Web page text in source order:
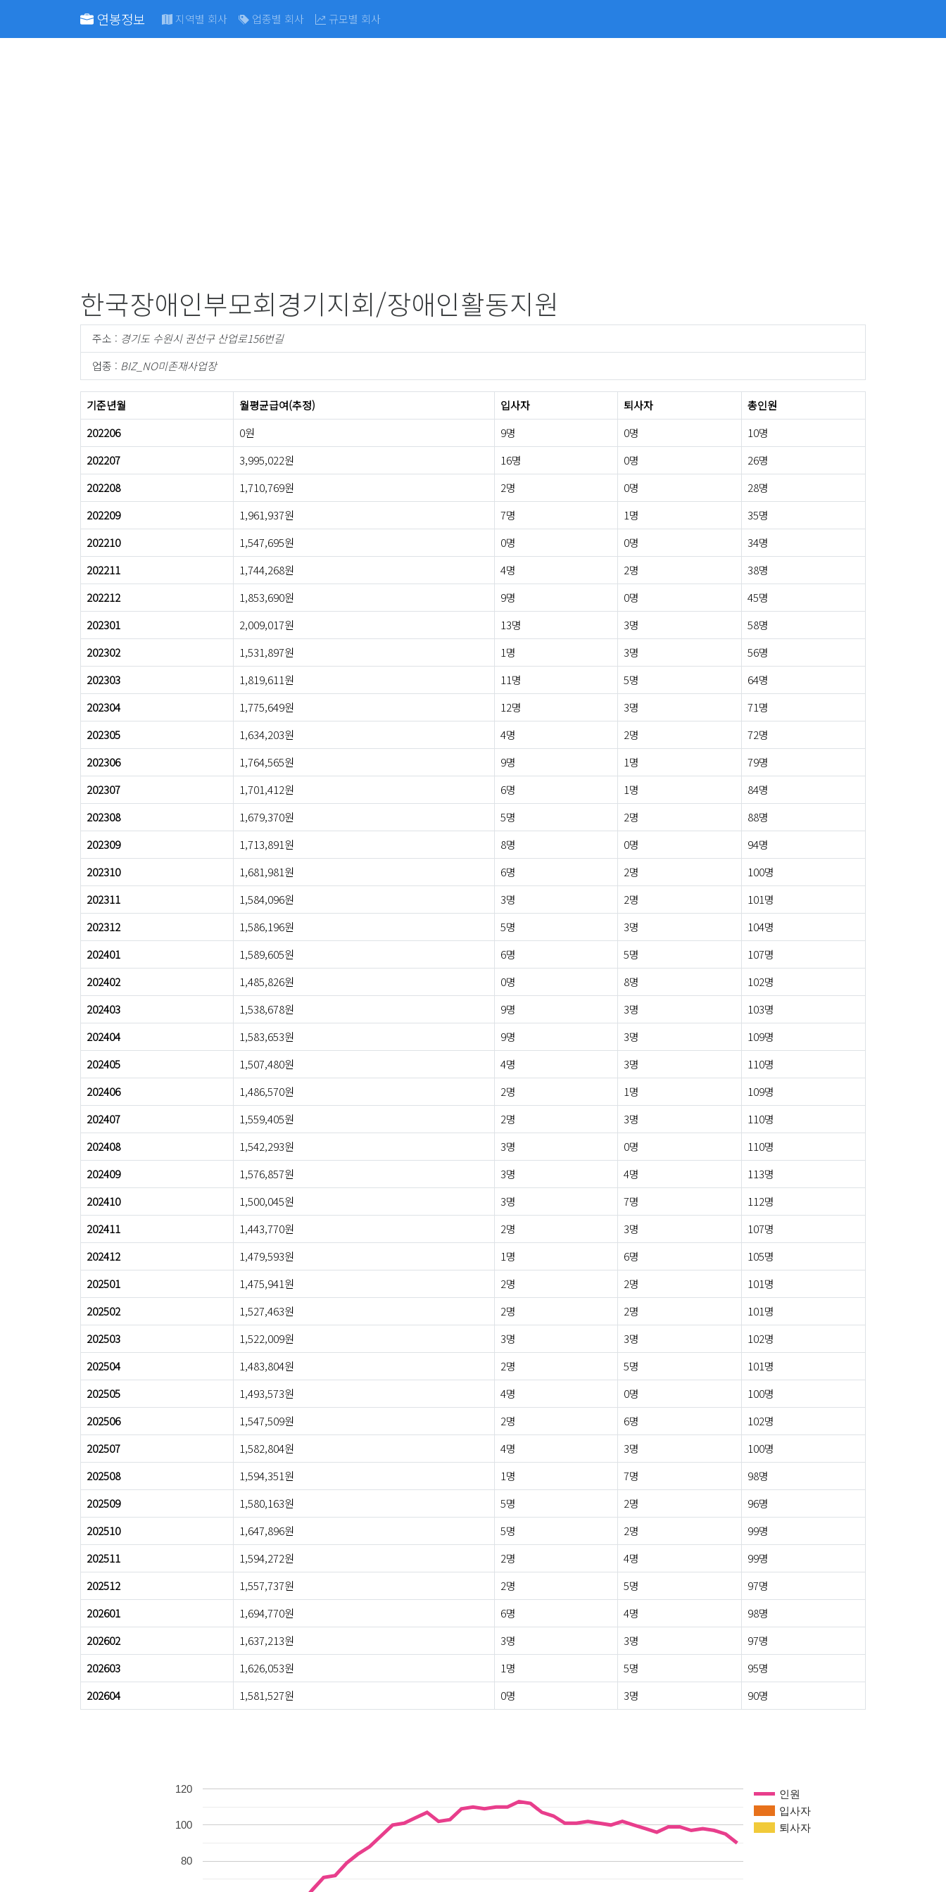
연봉정보 지역별 회사 업종별 회사 규모별 회사
한국장애인부모회경기지회/장애인활동지원
주소 : 경기도 수원시 권선구 산업로156번길
업종 : BIZ_NO미존재사업장
기준년월 월평균급여(추정) 입사자 퇴사자
총인원
202206
0원 9명 0명
10명
202207
3,995,022원 16명 0명
26명
202208
1,710,769원 2명 0명
28명
202209
1,961,937원 7명 1명
35명
202210
1,547,695원 0명 0명
34명
202211
1,744,268원 4명 2명
38명
202212
1,853,690원 9명 0명
45명
202301
2,009,017원 13명 3명
58명
202302
1,531,897원 1명 3명
56명
202303
1,819,611원 11명 5명
64명
202304
1,775,649원 12명 3명
71명
202305
1,634,203원 4명 2명
72명
202306
1,764,565원 9명 1명
79명
202307
1,701,412원 6명 1명
84명
202308
1,679,370원 5명 2명
88명
202309
1,713,891원 8명 0명
94명
202310
1,681,981원 6명 2명
100명
202311
1,584,096원 3명 2명
101명
202312
1,586,196원 5명 3명
104명
202401
1,589,605원 6명 5명
107명
202402
1,485,826원 0명 8명
102명
202403
1,538,678원 9명 3명
103명
202404
1,583,653원 9명 3명
109명
202405
1,507,480원 4명 3명
110명
202406
1,486,570원 2명 1명
109명
202407
1,559,405원 2명 3명
110명
202408
1,542,293원 3명 0명
110명
202409
1,576,857원 3명 4명
113명
202410
1,500,045원 3명 7명
112명
202411
1,443,770원 2명 3명
107명
202412
1,479,593원 1명 6명
105명
202501
1,475,941원 2명 2명
101명
202502
1,527,463원 2명 2명
101명
202503
1,522,009원 3명 3명
102명
202504
1,483,804원 2명 5명
101명
202505
1,493,573원 4명 0명
100명
202506
1,547,509원 2명 6명
102명
202507
1,582,804원 4명 3명
100명
202508
1,594,351원 1명 7명
98명
202509
1,580,163원 5명 2명
96명
202510
1,647,896원 5명 2명
99명
202511
1,594,272원 2명 4명
99명
202512
1,557,737원 2명 5명
97명
202601
1,694,770원 6명 4명
98명
202602
1,637,213원 3명 3명
97명
202603
1,626,053원 1명 5명
95명
202604
1,581,527원 0명 3명 90명
인원
입사자
퇴사자
80
100
120